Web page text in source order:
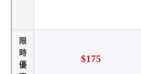
限
時
優
$175